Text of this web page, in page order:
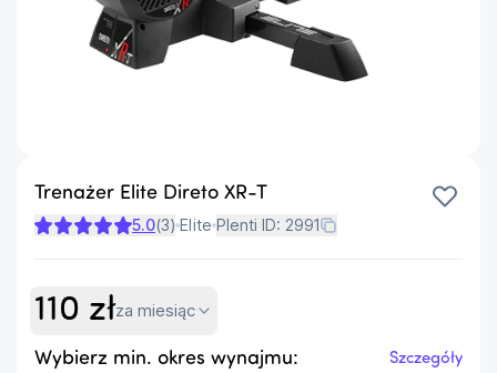
Trenażer Elite Direto XR-T
5.0(3) Elite Plenti ID: 2991
110 złza miesiąc
Wybierz min. okres wynajmu: Szczegóły